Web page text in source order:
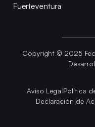
Fuerteventura
Copyright © 2025
Aviso LegalPolítica
Declaración de